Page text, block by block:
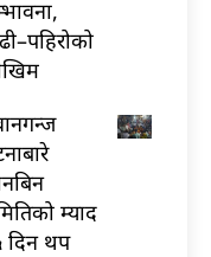
म्याद
दिन थप